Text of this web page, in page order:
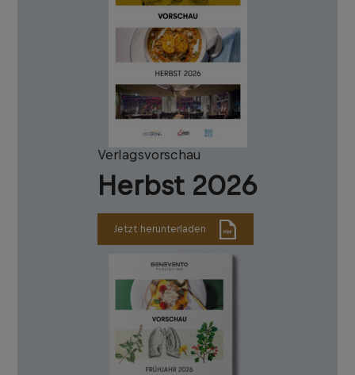
Verlagsvorschau
Herbst 2026
Jetzt herunterladen